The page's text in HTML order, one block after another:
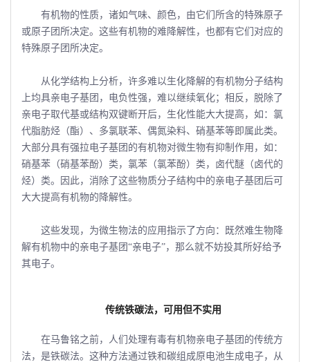
有机物的性质，诸如气味、颜色，由它们所含的特殊原子
或原子团所决定。这些有机物的难降解性，也都有它们对应的
特殊原子团所决定。
从化学结构上分析，许多难以生化降解的有机物分子结构
上均具亲电子基团，电负性强，难以继续氧化；相反，脱除了
亲电子取代基或结构双键断开后，生化性能大大提高，如：氯
代脂肪烃（酯）、多氯联苯、偶氮染料、硝基苯等即属此类。
大部分具有强拉电子基团的有机物对微生物有抑制作用，如：
硝基苯（硝基苯酚）类，氯苯（氯苯酚）类，卤代醚（卤代的
烃）类。因此，消除了这些物质分子结构中的亲电子基团后可
大大提高有机物的降解性。
这些发现，为微生物法的应用指示了方向：既然难生物降
解有机物中的亲电子基团“亲电子”，那么就不妨投其所好给予
其电子。
传统铁碳法，可用但不实用
在马鲁铭之前，人们处理有毒有机物亲电子基团的传统方
法，是铁碳法。这种方法通过铁和碳组成原电池生成电子，从